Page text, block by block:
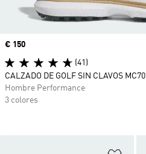
Precio
€ 150
(41)
CALZADO DE GOLF SIN CLAVOS MC70
Hombre Performance
3 colores